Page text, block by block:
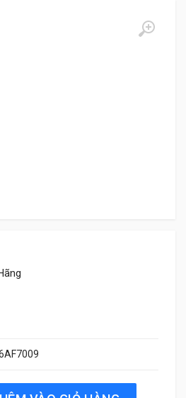
Aeristo Premium 0986AF7009